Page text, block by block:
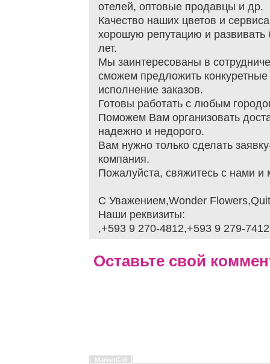
отелей, оптовые продавцы и др.
Качество наших цветов и
хорошую репутацию и развивать
лет.
Мы заинтересованы в
сможем предложить
исполнение заказов.
Готовы работать с любым
Поможем Вам организовать
надежно и недорого.
Вам нужно только сделать
компания.
Пожалуйста, свяжитесь с нами
С Уважением,Wonder
Наши реквизиты:
,+593 9 270-4812,+593 9 279-7412
Оставьте свой
MarketGid